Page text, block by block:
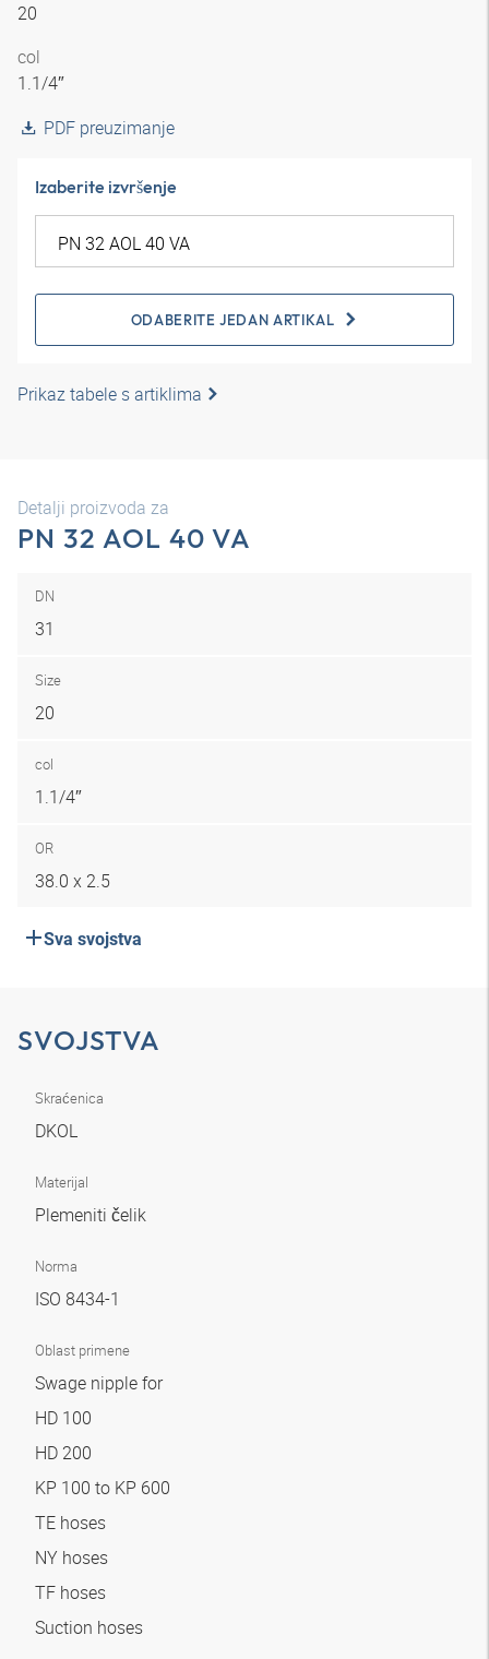
20
col
1.1/4″
PDF preuzimanje
Izaberite izvršenje
ODABERITE JEDAN ARTIKAL
Prikaz tabele s artiklima
Detalji proizvoda za
PN 32 AOL 40 VA
DN
31
Size
20
col
1.1/4″
OR
38.0 x 2.5
Sva svojstva
SVOJSTVA
Skraćenica
DKOL
Materijal
Plemeniti čelik
Norma
ISO 8434-1
Oblast primene
Swage nipple for
HD 100
HD 200
KP 100 to KP 600
TE hoses
NY hoses
TF hoses
Suction hoses